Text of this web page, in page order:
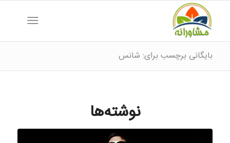
بایگانی برچسب برای: شانس
نوشته‌ها